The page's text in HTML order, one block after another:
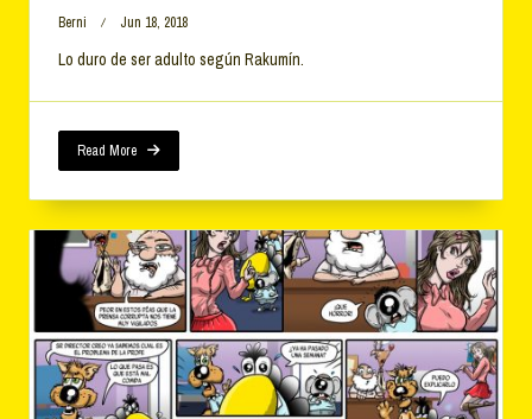
Berni Jun 18, 2018
Lo duro de ser adulto según Rakumín.
Read More